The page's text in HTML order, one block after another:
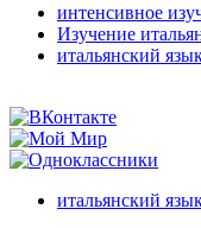
интенсивноe
Изучение
итальянский
итальянский